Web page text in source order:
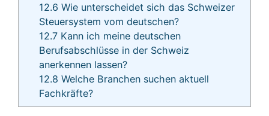
12.6 Wie unterscheidet sich das Schweizer
Steuersystem vom deutschen?
12.7 Kann ich meine deutschen
Berufsabschlüsse in der Schweiz
anerkennen lassen?
12.8 Welche Branchen suchen aktuell
Fachkräfte?